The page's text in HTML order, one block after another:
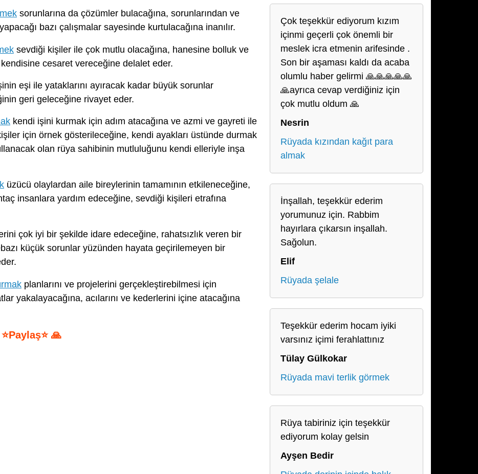
sorunlarına da çözümler bulacağına, sorunlarından ve
bazı çalışmalar sayesinde kurtulacağına inanılır.
sevdiği kişiler ile çok mutlu olacağına, hanesine bolluk ve
cesaret vereceğine delalet eder.
eşi ile yataklarını ayıracak kadar büyük sorunlar
geri geleceğine rivayet eder.
kendi işini kurmak için adım atacağına ve azmi ve gayreti ile
için örnek gösterileceğine, kendi ayakları üstünde durmak
olan rüya sahibinin mutluluğunu kendi elleriyle inşa
üzücü olaylardan aile bireylerinin tamamının etkileneceğine,
insanlara yardım edeceğine, sevdiği kişileri etrafına
çok iyi bir şekilde idare edeceğine, rahatsızlık veren bir
küçük sorunlar yüzünden hayata geçirilemeyen bir
planlarını ve projelerini gerçekleştirebilmesi için
yakalayacağına, acılarını ve kederlerini içine atacağına
🙏
Çok teşekkür ediyorum kızım
içinmi geçerli çok önemli bir
meslek icra etmenin arifesinde .
Son bir aşaması kaldı da acaba
olumlu haber gelirmi 🙏🙏🙏🙏🙏
🙏ayrıca cevap verdiğiniz için
çok mutlu oldum 🙏
Nesrin
Rüyada kızından kağıt para
almak
İnşallah, teşekkür ederim
yorumunuz için. Rabbim
hayırlara çıkarsın inşallah.
Sağolun.
Elif
Rüyada şelale
Teşekkür ederim hocam iyiki
varsınız içimi ferahlattınız
Tülay Gülkokar
Rüyada mavi terlik görmek
Rüya tabiriniz için teşekkür
ediyorum kolay gelsin
Ayşen Bedir